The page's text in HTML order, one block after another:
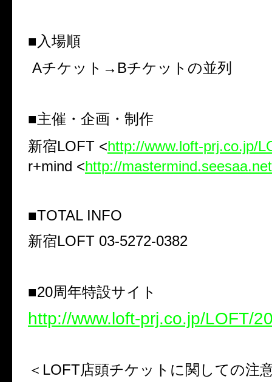
■入場順
Aチケット→Bチケットの並列
■主催・企画・制作
新宿LOFT <http://www.loft-prj.co.jp/
r+mind <http://
■TOTAL INFO
新宿LOFT 03-5272-0382
■20周年特設サイト
http://www.loft-prj.co.jp/LOFT/
＜LOFT店頭チケットに関しての注